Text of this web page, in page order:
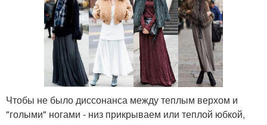
Чтобы не было диссонанса между теплым верхом и
"голыми" ногами - низ прикрываем или теплой юбкой,